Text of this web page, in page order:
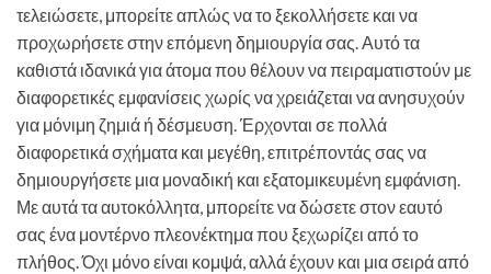
τελειώσετε, μπορείτε απλώς να το ξεκολλήσετε και να
προχωρήσετε στην επόμενη δημιουργία σας. Αυτό τα
καθιστά ιδανικά για άτομα που θέλουν να πειραματιστούν με
διαφορετικές εμφανίσεις χωρίς να χρειάζεται να ανησυχούν
για μόνιμη ζημιά ή δέσμευση. Έρχονται σε πολλά
διαφορετικά σχήματα και μεγέθη, επιτρέποντάς σας να
δημιουργήσετε μια μοναδική και εξατομικευμένη εμφάνιση.
Με αυτά τα αυτοκόλλητα, μπορείτε να δώσετε στον εαυτό
σας ένα μοντέρνο πλεονέκτημα που ξεχωρίζει από το
πλήθος. Όχι μόνο είναι κομψά, αλλά έχουν και μια σειρά από